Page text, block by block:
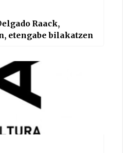
Raack,
etengabe bilakatzen